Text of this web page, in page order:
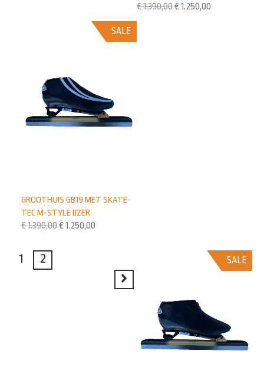
€1.390,00€ 1.250,00
SALE
GROOTHUIS GB19 MET SKATE-
TEC M-STYLE IJZER
€1.390,00€ 1.250,00
SALE
1 2